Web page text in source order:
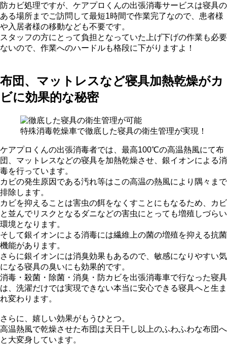
防カビ処理ですが、ケアプロくんの出張消毒サービスは寝具の
ある場所までご訪問して最短1時間で作業完了なので、患者様
や入居者様の移動なども不要です。
スタッフの方にとって負担となっていた上げ下げの作業も必要
ないので、作業へのハードルも格段に下がりますよ！
布団、マットレスなど寝具加熱乾燥がカ
ビに効果的な秘密
特殊消毒乾燥車で徹底した寝具の衛生管理が実現！
ケアプロくんの出張消毒者では、最高100℃の高温熱風にて布
団、マットレスなどの寝具を加熱乾燥させ、銀イオンによる消
毒を行っています。
カビの発生原因である汚れ等はこの高温の熱風により隅々まで
排除します。
カビを抑えることは害虫の餌をなくすことにもなるため、カビ
と並んでリスクとなるダニなどの害虫にとっても増殖しづらい
環境となります。
そして銀イオンによる消毒には繊維上の菌の増殖を抑える抗菌
機能があります。
さらに銀イオンには消臭効果もあるので、敏感になりやすい気
になる寝具の臭いにも効果的です。
消毒・殺菌・除菌・消臭・防カビを出張消毒車で行なった寝具
は、洗濯だけでは実現できない本当に安心できる寝具へと生ま
れ変わります。
さらに、嬉しい効果がもうひとつ。
高温熱風で乾燥させた布団は天日干し以上のふわふわな布団へ
と大変身しています。